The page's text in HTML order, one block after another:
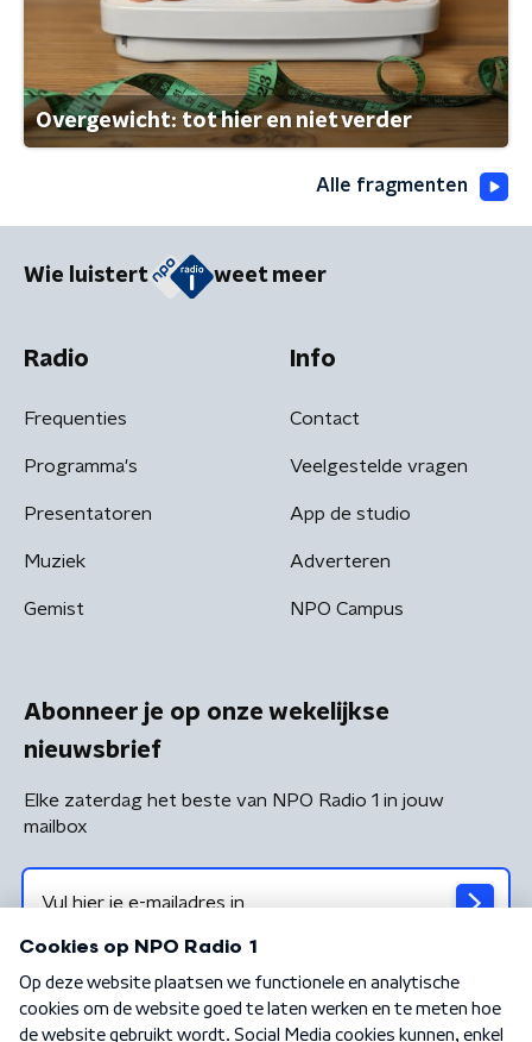
Overgewicht: tot hier en niet verder
Alle fragmenten
Wie luistert weet meer
Radio
Frequenties
Programma's
Presentatoren
Muziek
Gemist
Info
Contact
Veelgestelde vragen
App de studio
Adverteren
NPO Campus
Abonneer je op onze wekelijkse
nieuwsbrief
Elke zaterdag het beste van NPO Radio 1 in jouw
mailbox